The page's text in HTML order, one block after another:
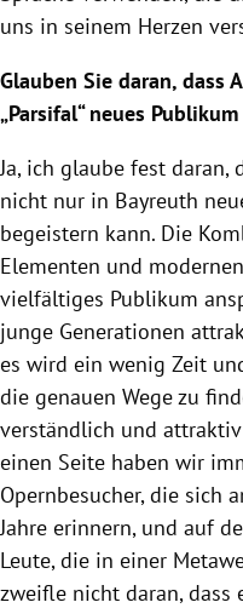
uns in seinem Herzen
Glauben Sie daran, dass
„Parsifal“ neues
Ja, ich glaube fest daran,
nicht nur in Bayreuth
begeistern kann. Die
Elementen und
vielfältiges Publikum
junge Generationen
es wird ein wenig Zeit
die genauen Wege zu
verständlich und
einen Seite haben wir
Opernbesucher, die sich
Jahre erinnern, und auf
Leute, die in einer
zweifle nicht daran, dass